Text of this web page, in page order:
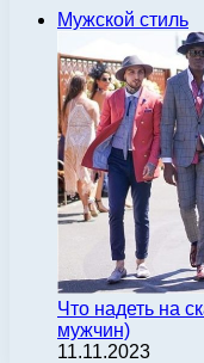
Мужской стиль
Что надеть на
мужчин)
11.11.2023